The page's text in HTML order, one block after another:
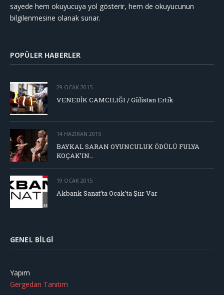
sayede hem okuyucuya yol gösterir, hem de okuyucunun
bilgilenmesine olanak sunar.
POPÜLER HABERLER
29 OCAK 2015
VENEDİK CAMCILIĞI / Gülistan Ertik
14 HAZIRAN 2015
BAYKAL SARAN OYUNCULUK ÖDÜLÜ FULYA
KOÇAK’IN…
19 OCAK 2015
Akbank Sanat’ta Ocak’ta Şiir Var
GENEL BILGI
Yapım
Gergedan Tanıtım